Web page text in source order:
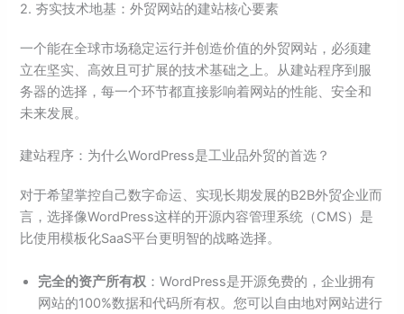
2. 夯实技术地基：外贸网站的建站核心要素
一个能在全球市场稳定运行并创造价值的外贸网站，必须建
立在坚实、高效且可扩展的技术基础之上。从建站程序到服
务器的选择，每一个环节都直接影响着网站的性能、安全和
未来发展。
建站程序：为什么WordPress是工业品外贸的首选？
对于希望掌控自己数字命运、实现长期发展的B2B外贸企业而
言，选择像WordPress这样的开源内容管理系统（CMS）是
比使用模板化SaaS平台更明智的战略选择。
完全的资产所有权 ：WordPress是开源免费的，企业拥有
网站的100%数据和代码所有权。您可以自由地对网站进行